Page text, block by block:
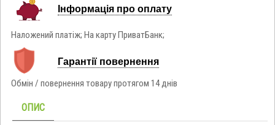
Інформація про оплату
Наложений платіж; На карту ПриватБанк;
Гарантії повернення
Обмін / повернення товару протягом 14 днів
ОПИС